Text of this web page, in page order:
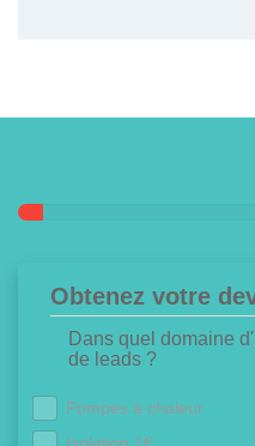
Obtenez votre
Dans quel domaine
de leads ?
Pompes à chaleur